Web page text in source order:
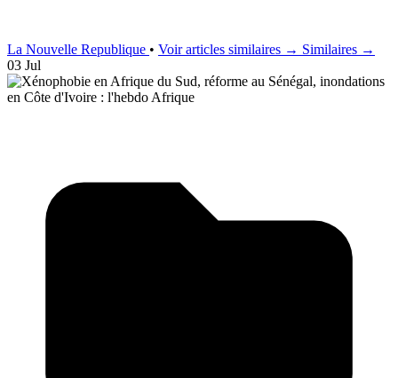
La Nouvelle Republique • Voir articles similaires → Similaires →
03 Jul